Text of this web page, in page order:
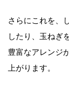
さらにこれを、
したり、玉ねぎ
豊富なアレンジ
上がります。